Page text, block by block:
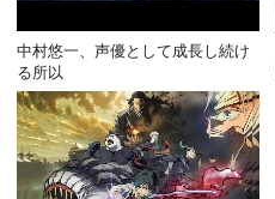
中村悠一、声優として成長し続け
る所以